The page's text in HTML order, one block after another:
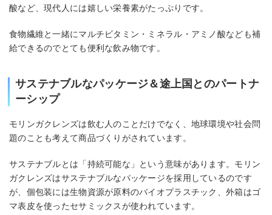
酸など、現代人には嬉しい栄養素がたっぷりです。
食物繊維と一緒にマルチビタミン・ミネラル・アミノ酸なども補
給できるのでとても便利な飲み物です。
サステナブルなパッケージ＆途上国とのパートナ
ーシップ
モリンガクレンズは飲む人のことだけでなく、地球環境や社会問
題のことも考えて商品づくりがされています。
サステナブルとは「持続可能な」という意味があります。モリン
ガクレンズはサステナブルなパッケージを採用しているのです
が、個包装には生物資源が原料のバイオプラスチック、外箱はゴ
マ表皮を使ったセサミックスが使われています。